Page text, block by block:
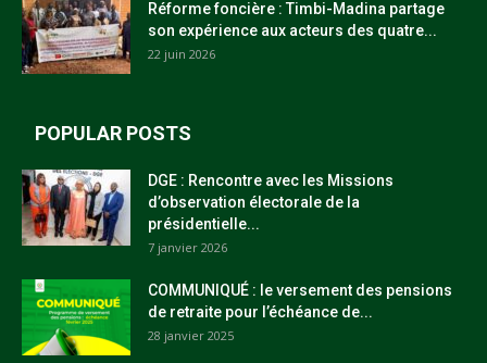
Réforme foncière : Timbi-Madina partage
son expérience aux acteurs des quatre...
22 juin 2026
POPULAR POSTS
DGE : Rencontre avec les Missions
d’observation électorale de la
présidentielle...
7 janvier 2026
COMMUNIQUÉ : le versement des pensions
de retraite pour l’échéance de...
28 janvier 2025